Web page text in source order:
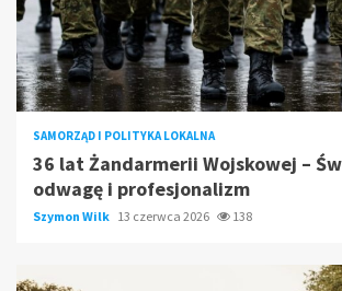
SAMORZĄD I POLITYKA LOKALNA
36 lat Żandarmerii Wojskowej –
odwagę i profesjonalizm
Szymon Wilk 13 czerwca 2026 138